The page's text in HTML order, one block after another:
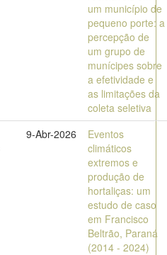
um município de
pequeno porte: a
percepção de
um grupo de
munícipes sobre
a efetividade e
as limitações da
coleta seletiva
9-Abr-2026
Eventos
climáticos
extremos e
produção de
hortaliças: um
estudo de caso
em Francisco
Beltrão, Paraná
(2014 - 2024)